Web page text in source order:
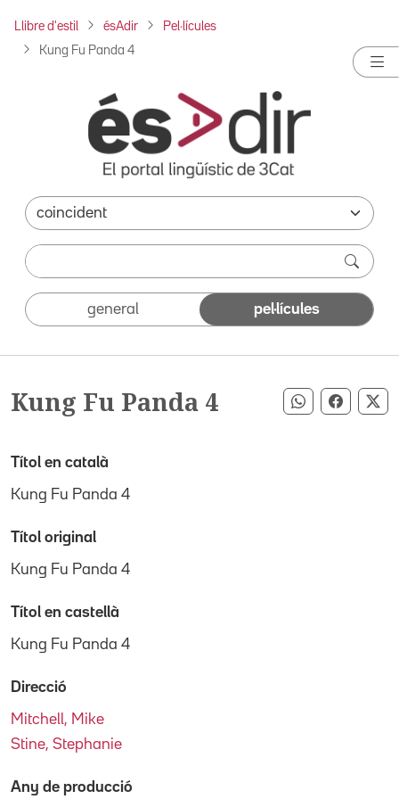
Llibre d'estil ésAdir Pel·lícules
Kung Fu Panda 4
general pel·lícules
Kung Fu Panda 4 Compartir
Títol en català
Kung Fu Panda 4
Títol original
Kung Fu Panda 4
Títol en castellà
Kung Fu Panda 4
Direcció
Mitchell, Mike
Stine, Stephanie
Any de producció